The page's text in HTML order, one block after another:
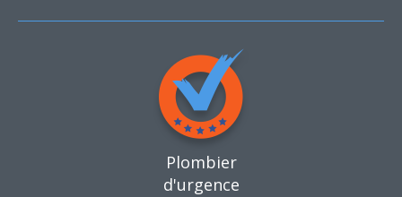
Plombier
d'urgence